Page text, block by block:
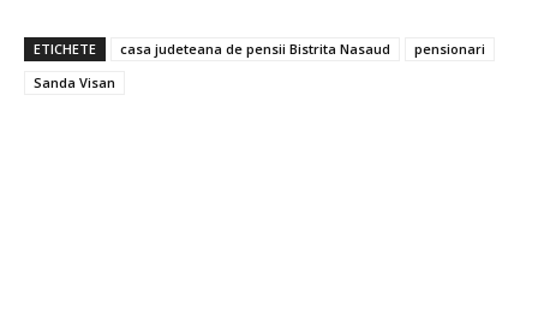
ETICHETE casa judeteana de pensii Bistrita Nasaud
pensionari
Sanda Visan